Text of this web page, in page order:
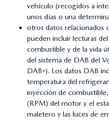
vehículo (recogidos a
unos días o una
otros datos relacionados
pueden incluir lecturas
combustible y de la vida
del sistema de DAB del
DAB»). Los datos DAB
temperatura del
inyección de
(RPM) del motor y el
maletero y las luces de